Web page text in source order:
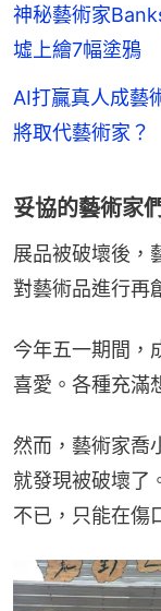
神秘藝術家
墟上繪7幅塗鴉
AI打贏真人成
將取代藝術家？
妥協的藝術家們
展品被破壞後，
對藝術品進行再
今年五一期間，
喜愛。各種充滿
然而，藝術家喬
就發現被破壞了
不已，只能在傷